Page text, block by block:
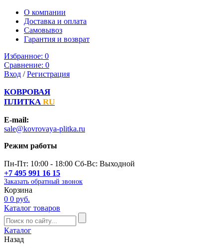
О компании
Доставка и оплата
Самовывоз
Гарантия и возврат
Избранное: 0
Сравнение: 0
Вход /Регистрация
КОВРОВАЯ
ПЛИТКА RU
E-mail:
sale@kovrovaya-plitka.ru
Режим работы
Пн-Пт: 10:00 - 18:00 Сб-Вс: Выходной
+7 495 991 16 15
Заказать обратный звонок
Корзина
0 0 руб.
Каталог товаров
Каталог
Назад